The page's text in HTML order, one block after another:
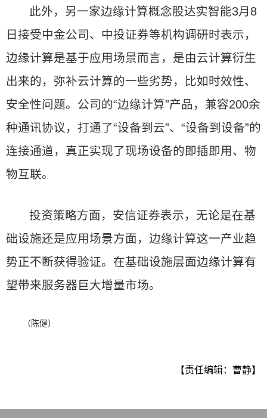
此外，另一家边缘计算概念股达实智能3月8
日接受中金公司、中投证券等机构调研时表示，
边缘计算是基于应用场景而言，是由云计算衍生
出来的，弥补云计算的一些劣势，比如时效性、
安全性问题。公司的“边缘计算”产品，兼容200余
种通讯协议，打通了“设备到云”、“设备到设备”的
连接通道，真正实现了现场设备的即插即用、物
物互联。
投资策略方面，安信证券表示，无论是在基
础设施还是应用场景方面，边缘计算这一产业趋
势正不断获得验证。在基础设施层面边缘计算有
望带来服务器巨大增量市场。
（陈健）
【责任编辑：曹静】